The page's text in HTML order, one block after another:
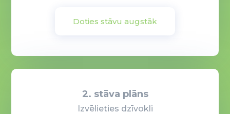
Doties stāvu augstāk
2. stāva plāns
Izvēlieties dzīvokli